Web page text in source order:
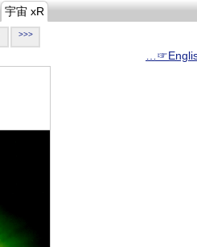
宇宙 xR
>>>